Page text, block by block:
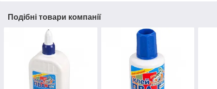
Подібні товари компанії